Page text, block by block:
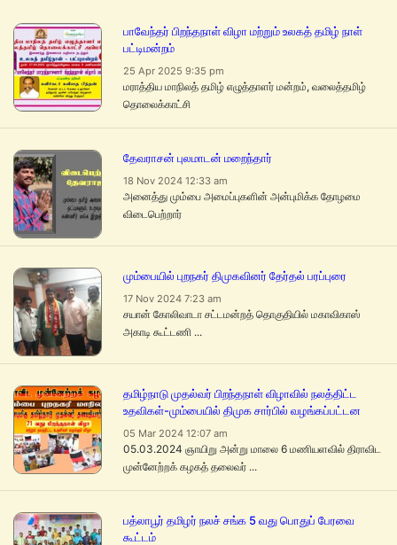
பாவேந்தர் பிறந்தநாள் விழா மற்றும் உலகத் தமிழ் நாள்
பட்டிமன்றம்
25 Apr 2025 9:35 pm
மராத்திய மாநிலத் தமிழ் எழுத்தாளர் மன்றம், வலைத்தமிழ்
தொலைக்காட்சி
தேவராசன் புலமாடன் மறைந்தார்
18 Nov 2024 12:33 am
அனைத்து மும்பை அமைப்புகளின் அன்புமிக்க தோழமை
விடைபெற்றார்
மும்பையில் புறநகர் திமுகவினர் தேர்தல் பரப்புரை
17 Nov 2024 7:23 am
சயான் கோலிவாடா சட்டமன்றத் தொகுதியில் மகாவிகாஸ்
அகாடி கூட்டணி ...
தமிழ்நாடு முதல்வர் பிறந்தநாள் விழாவில் நலத்திட்ட
உதவிகள்-மும்பையில் திமுக சார்பில் வழங்கப்பட்டன
05 Mar 2024 12:07 am
05.03.2024 ஞாயிறு அன்று மாலை 6 மணியளவில் திராவிட
முன்னேற்றக் கழகத் தலைவர் ...
பத்லாபூர் தமிழர் நலச் சங்க 5 வது பொதுப் பேரவை
கூட்டம்